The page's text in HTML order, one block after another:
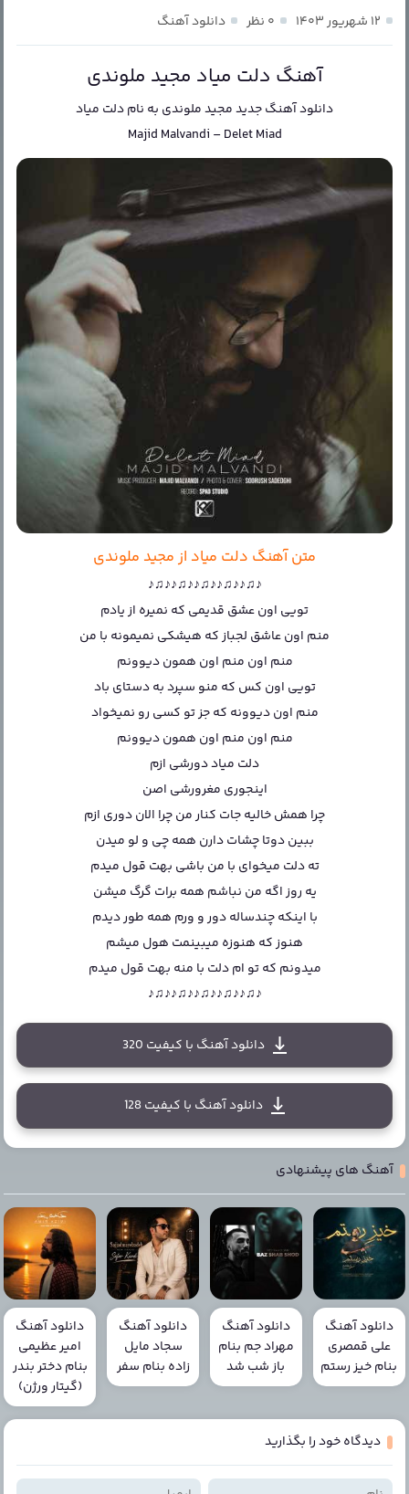
۱۲ شهریور ۱۴۰۳ ۰ نظر دانلود آهنگ
آهنگ دلت میاد مجید ملوندی
دانلود آهنگ جدیدمجید ملوندی به نامدلت میاد
Majid Malvandi –Delet Miad
متن آهنگ دلت میاد از مجید ملوندی
♪♫♪♪♫♪♪♫♪♪♫♪♪♫♪
تویی اون عشق قدیمی که نمیره از یادم
منم اون عاشق لجباز که هیشکی نمیمونه با من
منم اون منم اون همون دیوونم
تویی اون کس که منو سپرد به دستای باد
منم اون دیوونه که جز تو کسی رو نمیخواد
منم اون منم اون همون دیوونم
دلت میاد دورشی ازم
اینجوری مغرورشی اصن
چرا همش خالیه جات کنار من چرا الان دوری ازم
ببین دوتا چشات دارن همه چی و لو میدن
ته دلت میخوای با من باشی بهت قول میدم
یه روز اگه من نباشم همه برات گرگ میشن
با اینکه چندساله دور و ورم همه طور دیدم
هنوز که هنوزه میبینمت هول میشم
میدونم که تو ام دلت با منه بهت قول میدم
♪♫♪♪♫♪♪♫♪♪♫♪♪♫♪
دانلود آهنگ با کیفیت 320
دانلود آهنگ با کیفیت 128
آهنگ های پیشنهادی
دانلود آهنگ
علی قمصری
بنام خیز رستم
دانلود آهنگ
مهراد جم بنام
باز شب شد
دانلود آهنگ
سجاد مایل
زاده بنام سفر
دانلود آهنگ
امیر عظیمی
بنام دختر بندر
(گیتار ورژن)
دیدگاه خود را بگذارید